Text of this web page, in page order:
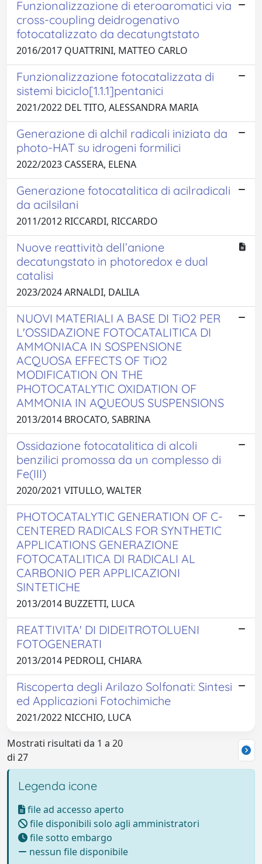
Funzionalizzazione di eteroaromatici via
cross-coupling deidrogenativo
fotocatalizzato da decatungtstato
2016/2017 QUATTRINI, MATTEO CARLO
Funzionalizzazione fotocatalizzata di
sistemi biciclo[1.1.1]pentanici
2021/2022 DEL TITO, ALESSANDRA MARIA
Generazione di alchil radicali iniziata da
photo-HAT su idrogeni formilici
2022/2023 CASSERA, ELENA
Generazione fotocatalitica di acilradicali
da acilsilani
2011/2012 RICCARDI, RICCARDO
Nuove reattività dell’anione
decatungstato in photoredox e dual
catalisi
2023/2024 ARNALDI, DALILA
NUOVI MATERIALI A BASE DI TiO2 PER
L'OSSIDAZIONE FOTOCATALITICA DI
AMMONIACA IN SOSPENSIONE
ACQUOSA EFFECTS OF TiO2
MODIFICATION ON THE
PHOTOCATALYTIC OXIDATION OF
AMMONIA IN AQUEOUS SUSPENSIONS
2013/2014 BROCATO, SABRINA
Ossidazione fotocatalitica di alcoli
benzilici promossa da un complesso di
Fe(III)
2020/2021 VITULLO, WALTER
PHOTOCATALYTIC GENERATION OF C-
CENTERED RADICALS FOR SYNTHETIC
APPLICATIONS GENERAZIONE
FOTOCATALITICA DI RADICALI AL
CARBONIO PER APPLICAZIONI
SINTETICHE
2013/2014 BUZZETTI, LUCA
REATTIVITA' DI DIDEITROTOLUENI
FOTOGENERATI
2013/2014 PEDROLI, CHIARA
Riscoperta degli Arilazo Solfonati: Sintesi
ed Applicazioni Fotochimiche
2021/2022 NICCHIO, LUCA
Mostrati risultati da 1 a 20
di 27
Legenda icone
file ad accesso aperto
file disponibili solo agli amministratori
file sotto embargo
nessun file disponibile